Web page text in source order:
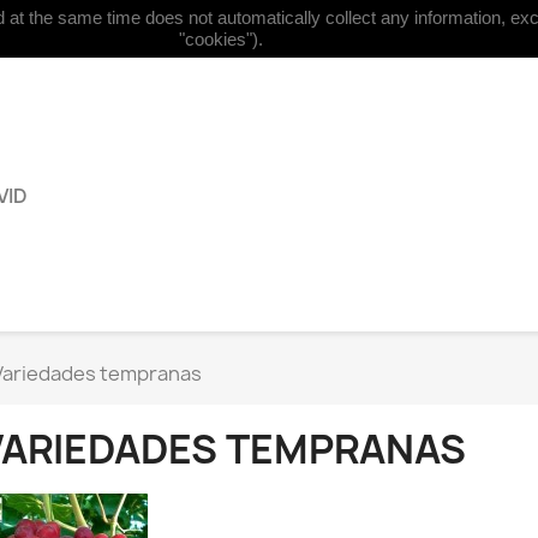
Español Moneda: EUR € 
tempranas
TEMPRANAS
the same time does not automatically collect any information,
"cookies").